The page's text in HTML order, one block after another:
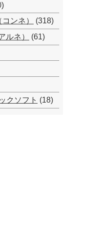
ンネ）
(318)
ルネ）
(61)
クソフト (18)